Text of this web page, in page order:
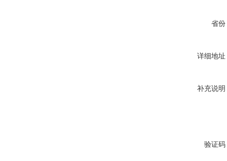
省份
详细地址
补充说明
验证码